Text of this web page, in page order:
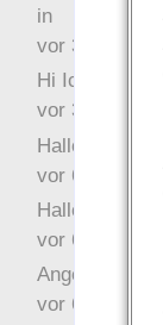
in
vor 3 Jahre
Hi Ich bin
vor 3 Jahre
Hallo
vor 6 Jahre
Hallo Drak
vor 6 Jahre 10
Angefragt
vor 6 Jahre 10